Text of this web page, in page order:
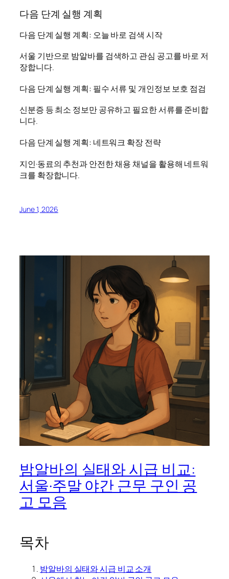
다음 단계 실행 계획
다음 단계 실행 계획: 오늘 바로 검색 시작
서울 기반으로 밤알바를 검색하고 관심 공고를 바로 저
장합니다.
다음 단계 실행 계획: 필수 서류 및 개인정보 보호 점검
신분증 등 최소 정보만 공유하고 필요한 서류를 준비합
니다.
다음 단계 실행 계획: 네트워크 확장 전략
지인·동료의 추천과 안전한 채용 채널을 활용해 네트워
크를 확장합니다.
June 1, 2026
밤알바의 실태와 시급 비교:
서울·주말 야간 근무 구인 공
고 모음
목차
밤알바의 실태와 시급 비교 소개